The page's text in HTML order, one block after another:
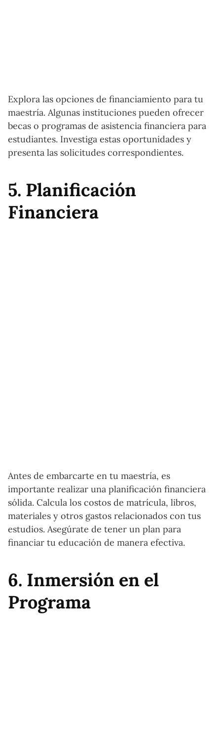
Explora las opciones de financiamiento para tu
maestría. Algunas instituciones pueden ofrecer
becas o programas de asistencia financiera para
estudiantes. Investiga estas oportunidades y
presenta las solicitudes correspondientes.
5. Planificación
Financiera
Antes de embarcarte en tu maestría, es
importante realizar una planificación financiera
sólida. Calcula los costos de matrícula, libros,
materiales y otros gastos relacionados con tus
estudios. Asegúrate de tener un plan para
financiar tu educación de manera efectiva.
6. Inmersión en el
Programa